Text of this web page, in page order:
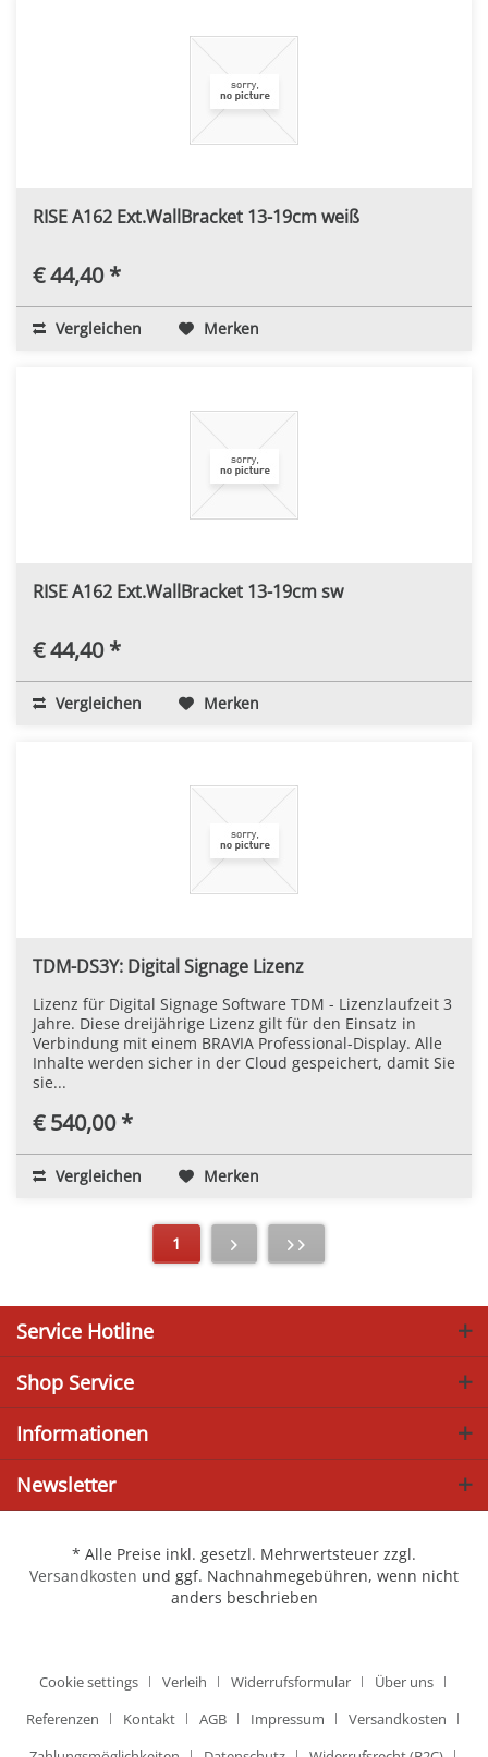
RISE A162 Ext.WallBracket 13-19cm weiß
€ 44,40 *
Vergleichen Merken
RISE A162 Ext.WallBracket 13-19cm sw
€ 44,40 *
Vergleichen Merken
TDM-DS3Y: Digital Signage Lizenz
Lizenz für Digital Signage Software TDM - Lizenzlaufzeit 3
Jahre. Diese dreijährige Lizenz gilt für den Einsatz in
Verbindung mit einem BRAVIA Professional-Display. Alle
Inhalte werden sicher in der Cloud gespeichert, damit Sie
sie...
€ 540,00 *
Vergleichen Merken
1
Service Hotline
Shop Service
Informationen
Newsletter
* Alle Preise inkl. gesetzl. Mehrwertsteuer zzgl.
Versandkosten und ggf. Nachnahmegebühren, wenn nicht
anders beschrieben
Cookie settings Verleih Widerrufsformular
Über uns
Referenzen
Kontakt AGB Impressum
Versandkosten